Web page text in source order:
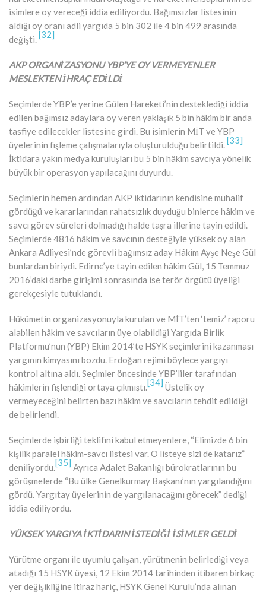
isimlere oy vereceği iddia ediliyordu. Bağımsızlar listesinin
aldığı oy oranı adli yargıda 5 bin 302 ile 4 bin 499 arasında
değişti. [32]
AKP ORGANİZASYONU YBP’YE OY VERMEYENLER
MESLEKTEN İHRAÇ EDİLDİ
Seçimlerde YBP’e yerine Gülen Hareketi’nin desteklediği iddia
edilen bağımsız adaylara oy veren yaklaşık 5 bin hâkim bir anda
tasfiye edilecekler listesine girdi. Bu isimlerin MİT ve YBP
üyelerinin fişleme çalışmalarıyla oluşturulduğu belirtildi. [33]
İktidara yakın medya kuruluşları bu 5 bin hâkim savcıya yönelik
büyük bir operasyon yapılacağını duyurdu.
Seçimlerin hemen ardından AKP iktidarının kendisine muhalif
gördüğü ve kararlarından rahatsızlık duyduğu binlerce hâkim ve
savcı görev süreleri dolmadığı halde taşra illerine tayin edildi.
Seçimlerde 4816 hâkim ve savcının desteğiyle yüksek oy alan
Ankara Adliyesi’nde görevli bağımsız aday Hâkim Ayşe Neşe Gül
bunlardan biriydi. Edirne’ye tayin edilen hâkim Gül, 15 Temmuz
2016’daki darbe girişimi sonrasında ise terör örgütü üyeliği
gerekçesiyle tutuklandı.
Hükümetin organizasyonuyla kurulan ve MİT’ten ‘temiz’ raporu
alabilen hâkim ve savcıların üye olabildiği Yargıda Birlik
Platformu’nun (YBP) Ekim 2014’te HSYK seçimlerini kazanması
yargının kimyasını bozdu. Erdoğan rejimi böylece yargıyı
kontrol altına aldı. Seçimler öncesinde YBP’liler tarafından
hâkimlerin fişlendiği ortaya çıkmıştı.[34] Üstelik oy
vermeyeceğini belirten bazı hâkim ve savcıların tehdit edildiği
de belirlendi.
Seçimlerde işbirliği teklifini kabul etmeyenlere, “Elimizde 6 bin
kişilik paralel hâkim-savcı listesi var. O listeye sizi de katarız”
deniliyordu.[35] Ayrıca Adalet Bakanlığı bürokratlarının bu
görüşmelerde “Bu ülke Genelkurmay Başkanı’nın yargılandığını
gördü. Yargıtay üyelerinin de yargılanacağını görecek” dediği
iddia ediliyordu.
YÜKSEK YARGIYA İKTİDARIN İSTEDİĞİ İSİMLER GELDİ
Yürütme organı ile uyumlu çalışan, yürütmenin belirlediği veya
atadığı 15 HSYK üyesi, 12 Ekim 2014 tarihinden itibaren birkaç
yer değişikliğine itiraz hariç, HSYK Genel Kurulu’nda alınan